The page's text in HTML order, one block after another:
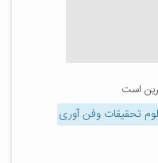
است
تحقیقات وفن آوری